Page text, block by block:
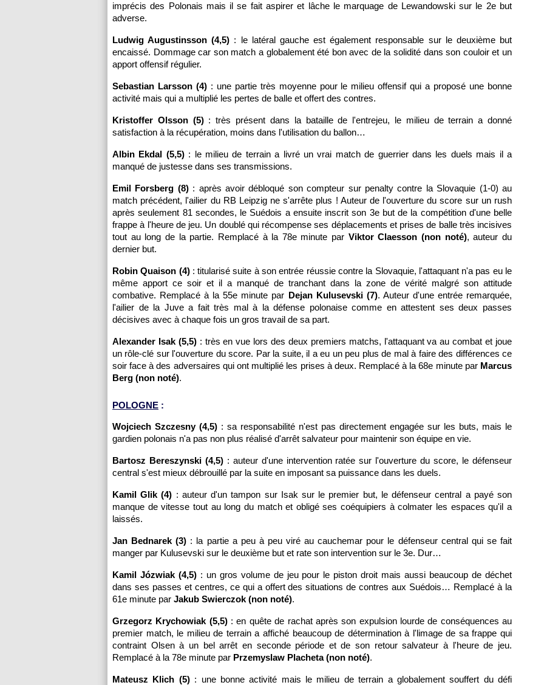
imprécis des Polonais mais il se fait aspirer et lâche le marquage de Lewandowski sur le 2e but
adverse.
Ludwig Augustinsson (4,5) : le latéral gauche est également responsable sur le deuxième but
encaissé. Dommage car son match a globalement été bon avec de la solidité dans son couloir et un
apport offensif régulier.
Sebastian Larsson (4): une partie très moyenne pour le milieu offensif qui a proposé une bonne
activité mais qui a multiplié les pertes de balle et offert des contres.
Kristoffer Olsson (5): très présent dans la bataille de l'entrejeu, le milieu de terrain a donné
satisfaction à la récupération, moins dans l'utilisation du ballon…
Albin Ekdal (5,5): le milieu de terrain a livré un vrai match de guerrier dans les duels mais il a
manqué de justesse dans ses transmissions.
Emil Forsberg (8): après avoir débloqué son compteur sur penalty contre la Slovaquie (1-0) au
match précédent, l'ailier du RB Leipzig ne s'arrête plus ! Auteur de l'ouverture du score sur un rush
après seulement 81 secondes, le Suédois a ensuite inscrit son 3e but de la compétition d'une belle
frappe à l'heure de jeu. Un doublé qui récompense ses déplacements et prises de balle très incisives
tout au long de la partie. Remplacé à la 78e minute par Viktor Claesson (non noté), auteur du
dernier but.
Robin Quaison (4): titularisé suite à son entrée réussie contre la Slovaquie, l'attaquant n'a pas eu le
même apport ce soir et il a manqué de tranchant dans la zone de vérité malgré son attitude
combative. Remplacé à la 55e minute par Dejan Kulusevski (7). Auteur d'une entrée remarquée,
l'ailier de la Juve a fait très mal à la défense polonaise comme en attestent ses deux passes
décisives avec à chaque fois un gros travail de sa part.
Alexander Isak (5,5): très en vue lors des deux premiers matchs, l'attaquant va au combat et joue
un rôle-clé sur l'ouverture du score. Par la suite, il a eu un peu plus de mal à faire des différences ce
soir face à des adversaires qui ont multiplié les prises à deux. Remplacé à la 68e minute par Marcus
Berg (non noté).
POLOGNE :
Wojciech Szczesny (4,5) : sa responsabilité n'est pas directement engagée sur les buts, mais le
gardien polonais n'a pas non plus réalisé d'arrêt salvateur pour maintenir son équipe en vie.
Bartosz Bereszynski (4,5): auteur d'une intervention ratée sur l'ouverture du score, le défenseur
central s'est mieux débrouillé par la suite en imposant sa puissance dans les duels.
Kamil Glik (4) : auteur d'un tampon sur Isak sur le premier but, le défenseur central a payé son
manque de vitesse tout au long du match et obligé ses coéquipiers à colmater les espaces qu'il a
laissés.
Jan Bednarek (3) : la partie a peu à peu viré au cauchemar pour le défenseur central qui se fait
manger par Kulusevski sur le deuxième but et rate son intervention sur le 3e. Dur…
Kamil Józwiak (4,5): un gros volume de jeu pour le piston droit mais aussi beaucoup de déchet
dans ses passes et centres, ce qui a offert des situations de contres aux Suédois… Remplacé à la
61e minute par Jakub Swierczok (non noté).
Grzegorz Krychowiak (5,5): en quête de rachat après son expulsion lourde de conséquences au
premier match, le milieu de terrain a affiché beaucoup de détermination à l'limage de sa frappe qui
contraint Olsen à un bel arrêt en seconde période et de son retour salvateur à l'heure de jeu.
Remplacé à la 78e minute par Przemyslaw Placheta (non noté).
Mateusz Klich (5): une bonne activité mais le milieu de terrain a globalement souffert du défi